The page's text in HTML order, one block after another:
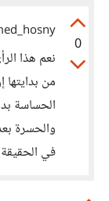
0
نعم هذا
من
الحساسة
والحسرة
في